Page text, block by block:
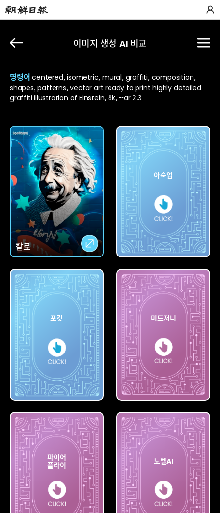
이미지 생성 AI 비교
명령어 centered, isometric, mural, graffiti, composition,
shapes, patterns, vector art ready to print highly detailed
graffiti illustration of Einstein, 8k, --ar 2:3
칼로
칼로
아숙업
아숙업
포킷
포킷
미드저니
미드저니
파이어
플라이
노벨AI